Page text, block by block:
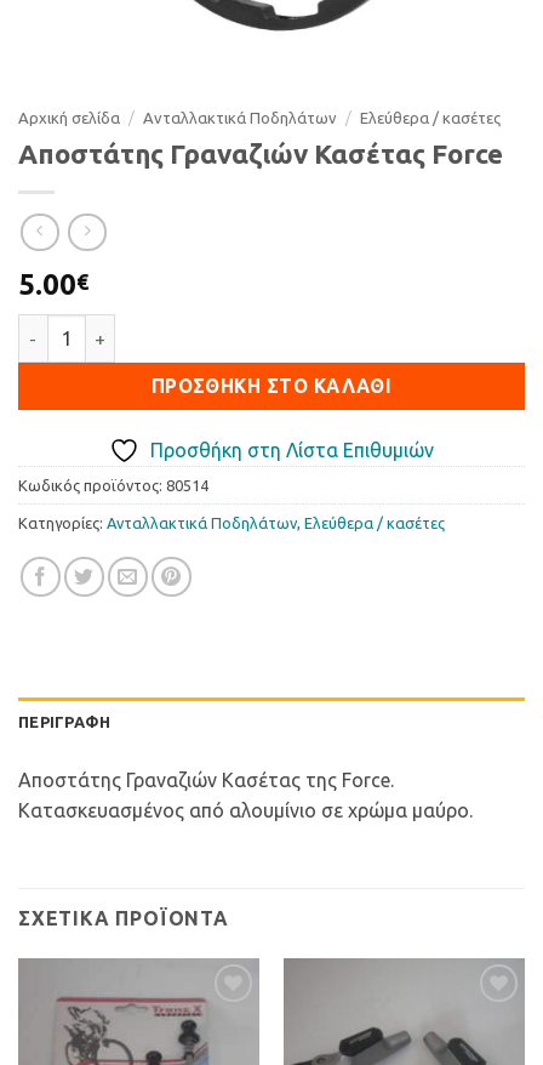
Αρχική σελίδα / Ανταλλακτικά Ποδηλάτων / Ελεύθερα / κασέτες
Αποστάτης Γραναζιών Κασέτας Force
5.00€
ΠΡΟΣΘΉΚΗ ΣΤΟ ΚΑΛΆΘΙ
Προσθήκη στη Λίστα Επιθυμιών
Κωδικός προϊόντος: 80514
Κατηγορίες: Ανταλλακτικά Ποδηλάτων, Ελεύθερα / κασέτες
ΠΕΡΙΓΡΑΦΉ
Αποστάτης Γραναζιών Κασέτας της Force.
Κατασκευασμένος από αλουμίνιο σε χρώμα μαύρο.
ΣΧΕΤΙΚΆ ΠΡΟΪΌΝΤΑ
Προσθήκη
στη Λίστα
Επιθυμιών
στη Λίστα
Επιθυμιών